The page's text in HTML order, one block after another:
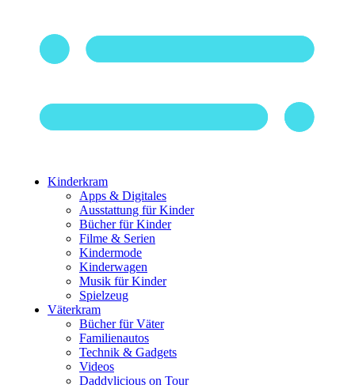
Kinderkram
Apps & Digitales
Ausstattung für Kinder
Bücher für Kinder
Filme & Serien
Kindermode
Kinderwagen
Musik für Kinder
Spielzeug
Väterkram
Bücher für Väter
Familienautos
Technik & Gadgets
Videos
Daddylicious on Tour